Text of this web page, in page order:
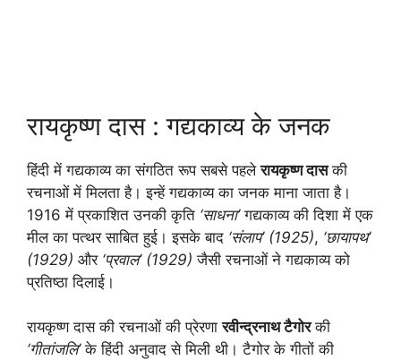
रायकृष्ण दास : गद्यकाव्य के जनक
हिंदी में गद्यकाव्य का संगठित रूप सबसे पहलेरायकृष्ण दासकी
रचनाओं में मिलता है। इन्हें गद्यकाव्य का जनक माना जाता है।
1916 में प्रकाशित उनकी कृति ‘साधना’गद्यकाव्य की दिशा में एक
मील का पत्थर साबित हुई। इसके बाद ‘संलाप’ (1925), ‘छायापथ’
(1929) और ‘प्रवाल’ (1929) जैसी रचनाओं ने गद्यकाव्य को
प्रतिष्ठा दिलाई।
रायकृष्ण दास की रचनाओं की प्रेरणारवीन्द्रनाथ टैगोरकी
‘गीतांजलि’के हिंदी अनुवाद से मिली थी। टैगोर के गीतों की